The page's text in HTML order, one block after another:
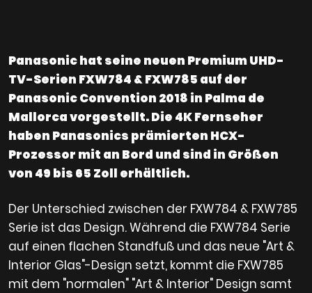
Panasonic hat seine neuen Premium UHD-
TV-Serien FXW784 & FXW785 auf der
Panasonic Convention 2018 in Palma de
Mallorca vorgestellt. Die 4K Fernseher
haben Panasonics prämierten HCX-
Prozessor mit an Bord und sind in Größen
von 49 bis 65 Zoll erhältlich.
Der Unterschied zwischen der FXW784 & FXW785
Serie ist das Design. Während die FXW784 Serie
auf einen flachen Standfuß und das neue "Art &
Interior Glas"-Design setzt, kommt die FXW785
mit dem "normalen" "Art & Interior" Design samt